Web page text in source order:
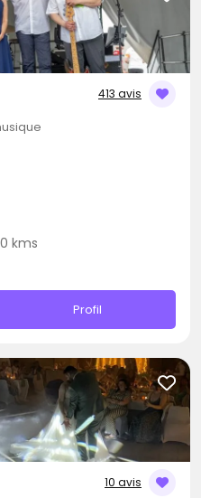
413 avis
kms
Profil
10 avis